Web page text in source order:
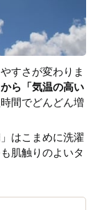
すさが変わりま
ら「気温の高い
間でどんどん増
はこまめに洗濯
肌触りのよいタ